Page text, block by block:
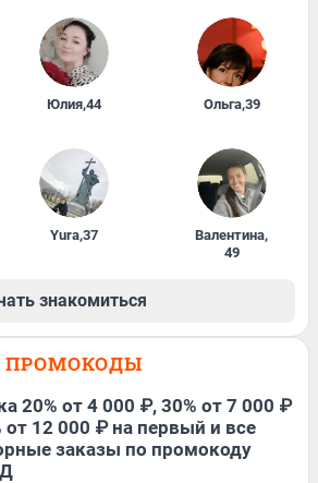
Юлия,44 Ольга,39
Yura,37 Валентина,
49
знакомиться
ПРОМОКОДЫ
20% от 4 000 ₽, 30% от 7 000 ₽
от 12 000 ₽ на первый и все
заказы по промокоду